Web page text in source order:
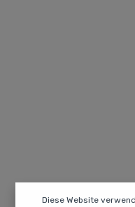
Diese Website